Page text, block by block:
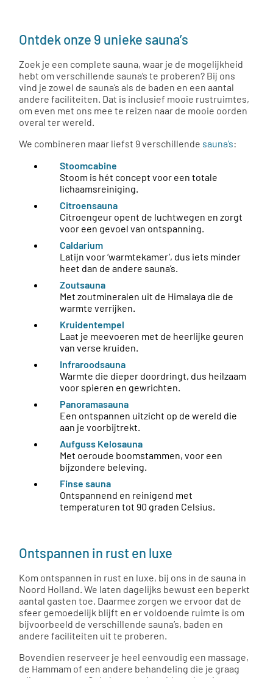
Ontdek onze 9 unieke sauna’s
Zoek je een complete sauna, waar je de mogelijkheid
hebt om verschillende sauna’s te proberen? Bij ons
vind je zowel de sauna’s als de baden en een aantal
andere faciliteiten. Dat is inclusief mooie rustruimtes,
om even met ons mee te reizen naar de mooie oorden
overal ter wereld.
We combineren maar liefst 9 verschillende sauna’s:
Stoomcabine
Stoom is hét concept voor een totale
lichaamsreiniging.
Citroensauna
Citroengeur opent de luchtwegen en zorgt
voor een gevoel van ontspanning.
Caldarium
Latijn voor ‘warmtekamer’, dus iets minder
heet dan de andere sauna’s.
Zoutsauna
Met zoutmineralen uit de Himalaya die de
warmte verrijken.
Kruidentempel
Laat je meevoeren met de heerlijke geuren
van verse kruiden.
Infraroodsauna
Warmte die dieper doordringt, dus heilzaam
voor spieren en gewrichten.
Panoramasauna
Een ontspannen uitzicht op de wereld die
aan je voorbijtrekt.
Aufguss Kelosauna
Met oeroude boomstammen, voor een
bijzondere beleving.
Finse sauna
Ontspannend en reinigend met
temperaturen tot 90 graden Celsius.
Ontspannen in rust en luxe
Kom ontspannen in rust en luxe, bij ons in de sauna in
Noord Holland. We laten dagelijks bewust een beperkt
aantal gasten toe. Daarmee zorgen we ervoor dat de
sfeer gemoedelijk blijft en er voldoende ruimte is om
bijvoorbeeld de verschillende sauna’s, baden en
andere faciliteiten uit te proberen.
Bovendien reserveer je heel eenvoudig een massage,
de Hammam of een andere behandeling die je graag